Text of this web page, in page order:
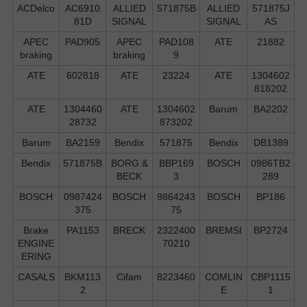
ACDelco
AC6910
81D
ALLIED
SIGNAL
571875B
ALLIED
SIGNAL
571875J
AS
APEC
braking
PAD905
APEC
braking
PAD108
9
ATE 21882
ATE 602818 ATE 23224 ATE
1304602
818202
ATE
1304460
28732
ATE
1304602
873202
Barum BA2202
Barum BA2159 Bendix 571875 Bendix
DB1389
Bendix
571875B
BORG &
BECK
BBP169
3
BOSCH
0986TB2
289
BOSCH
0987424
375
BOSCH
9864243
75
BOSCH BP186
Brake
ENGINE
ERING
PA1153 BRECK
2322400
70210
BREMSI BP2724
CASALS
BKM113
2
Cifam 8223460
COMLIN
E
CBP1115
1